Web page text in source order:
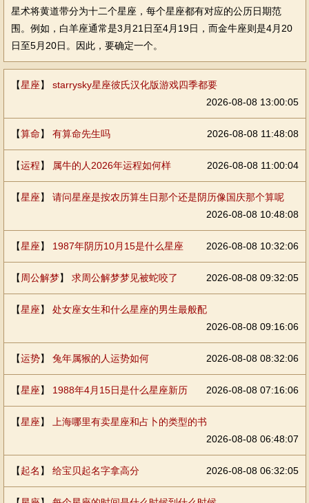
星术将黄道带分为十二个星座，每个星座都有对应的公历日期范
围。例如，白羊座通常是3月21日至4月19日，而金牛座则是4月20
日至5月20日。因此，要确定一个。
【星座】 starrysky星座彼氏汉化版游戏四季都要
2026-08-08 13:00:05
【算命】 有算命先生吗 2026-08-08 11:48:08
【运程】 属牛的人2026年运程如何样 2026-08-08 11:00:04
【星座】 请问星座是按农历算生日那个还是阴历像国庆那个算呢
2026-08-08 10:48:08
【星座】 1987年阴历10月15是什么星座 2026-08-08 10:32:06
【 周公解梦】 求周公解梦梦见被蛇咬了 2026-08-08 09:32:05
【星座】 处女座女生和什么星座的男生最般配
2026-08-08 09:16:06
【运势】 兔年属猴的人运势如何 2026-08-08 08:32:06
【星座】 1988年4月15日是什么星座新历 2026-08-08 07:16:06
【星座】
上海哪里有卖星座和占卜的类型的书
2026-08-08 06:48:07
【起名 】 给宝贝起名字拿高分 2026-08-08 06:32:05